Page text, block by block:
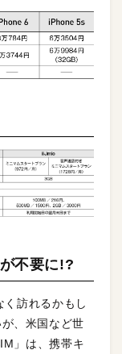
不要に!?
訪れるかもし
、米国など世
」は、携帯キ